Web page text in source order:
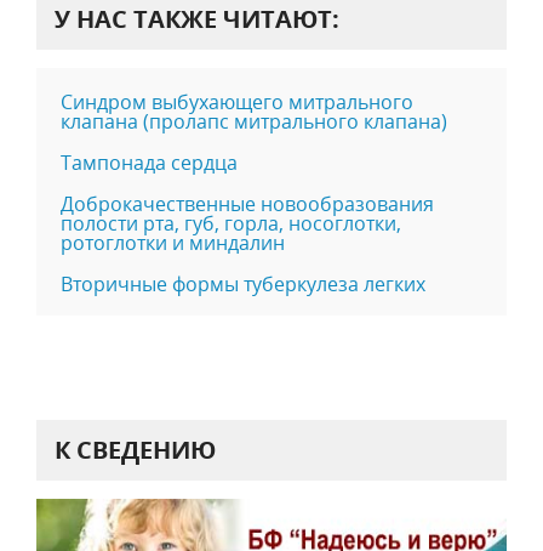
У НАС ТАКЖЕ ЧИТАЮТ:
Синдром выбухающего митрального
клапана (пролапс митрального клапана)
Тампонада сердца
Доброкачественные новообразования
полости рта, губ, горла, носоглотки,
ротоглотки и миндалин
Вторичные формы туберкулеза легких
К СВЕДЕНИЮ